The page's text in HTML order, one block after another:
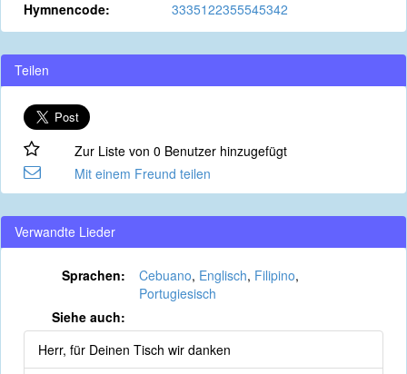
Hymnencode:
3335122355545342
Teilen
Zur Liste von 0 Benutzer hinzugefügt
Mit einem Freund teilen
Verwandte Lieder
Sprachen: Cebuano, Englisch, Filipino,
Portugiesisch
Siehe auch:
Herr, für Deinen Tisch wir danken